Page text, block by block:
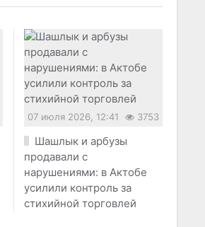
07 июля 2026, 12:41 3753
Шашлык и арбузы
продавали с
нарушениями: в Актобе
усилили контроль за
стихийной торговлей